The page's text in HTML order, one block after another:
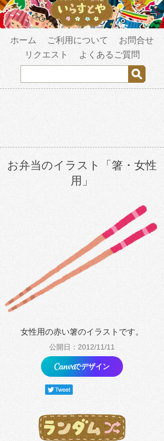
ホーム ご利用について
お問合せ
リクエスト
よくあるご質問
お弁当のイラスト「箸・女性
用」
女性用の赤い箸のイラストです。
公開日：2012/11/11
でデザイン